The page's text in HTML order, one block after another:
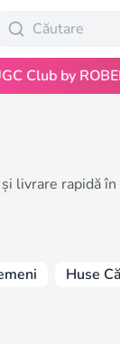
by ROBERTINO
livrare rapidă
Huse